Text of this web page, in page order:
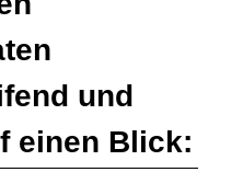
und
einen Blick: